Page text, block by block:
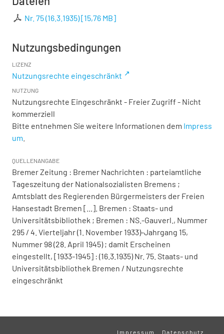
Nr. 75 (16.3.1935)[15,76 MB]
Nutzungsbedingungen
LIZENZ
Nutzungsrechte eingeschränkt
NUTZUNG
Nutzungsrechte Eingeschränkt - Freier Zugriff - Nicht
kommerziell
Bitte entnehmen Sie weitere Informationen dem Impress
um
QUELLENANGABE
Bremer Zeitung : Bremer Nachrichten : parteiamtliche
Tageszeitung der Nationalsozialisten Bremens ;
Amtsblatt des Regierenden Bürgermeisters der Freien
Hansestadt Bremen [...]. Bremen : Staats- und
Universitätsbibliothek ; Bremen : NS.-Gauverl., Nummer
295 / 4. Vierteljahr (1. November 1933)-Jahrgang 15,
Nummer 98 (28. April 1945) ; damit Erscheinen
eingestellt, [1933-1945] : (16.3.1935) Nr. 75. Staats- und
Universitätsbibliothek Bremen / Nutzungsrechte
eingeschränkt
Impressum Datenschutz